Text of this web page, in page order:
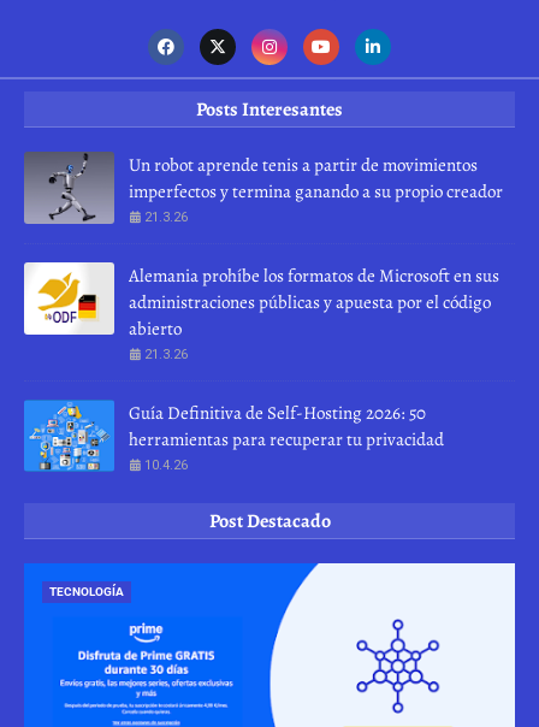
Posts Interesantes
Un robot aprende tenis a partir de movimientos
imperfectos y termina ganando a su propio creador
21.3.26
Alemania prohíbe los formatos de Microsoft en sus
administraciones públicas y apuesta por el código
abierto
21.3.26
Guía Definitiva de Self-Hosting 2026: 50
herramientas para recuperar tu privacidad
10.4.26
Post Destacado
TECNOLOGÍA